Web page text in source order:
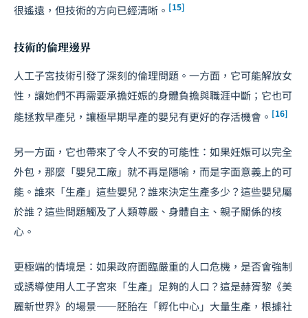
很遙遠，但技術的方向已經清晰。 [15]
技術的倫理邊界
人工子宮技術引發了深刻的倫理問題。一方面，它可能解放女
性，讓她們不再需要承擔妊娠的身體負擔與職涯中斷；它也可
能拯救早產兒，讓極早期早產的嬰兒有更好的存活機會。 [16]
另一方面，它也帶來了令人不安的可能性：如果妊娠可以完全
外包，那麼「嬰兒工廠」就不再是隱喻，而是字面意義上的可
能。誰來「生產」這些嬰兒？誰來決定生產多少？這些嬰兒屬
於誰？這些問題觸及了人類尊嚴、身體自主、親子關係的核
心。
更極端的情境是：如果政府面臨嚴重的人口危機，是否會強制
或誘導使用人工子宮來「生產」足夠的人口？這是赫胥黎《美
麗新世界》的場景——胚胎在「孵化中心」大量生產，根據社